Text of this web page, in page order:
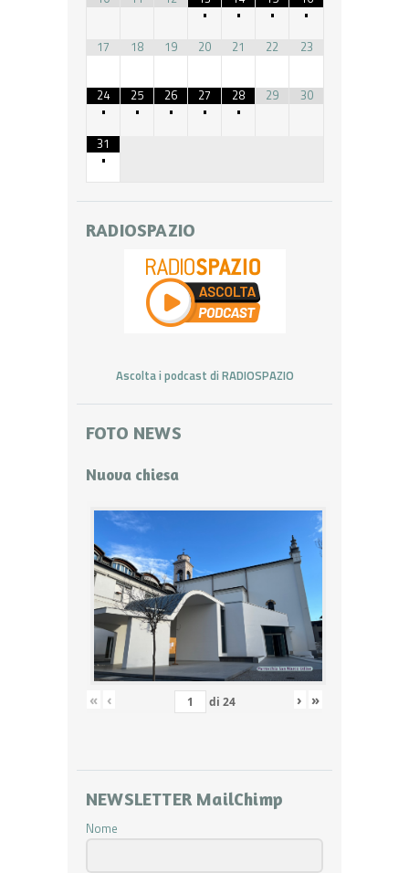
•
•
•
•
17
18 19 20 21 22 23
24
•
25
•
26
•
27
•
28
•
29 30
31
•
RADIOSPAZIO
Ascolta i podcast di RADIOSPAZIO
FOTO NEWS
Nuova chiesa
« ‹ di 24 › »
NEWSLETTER MailChimp
Nome